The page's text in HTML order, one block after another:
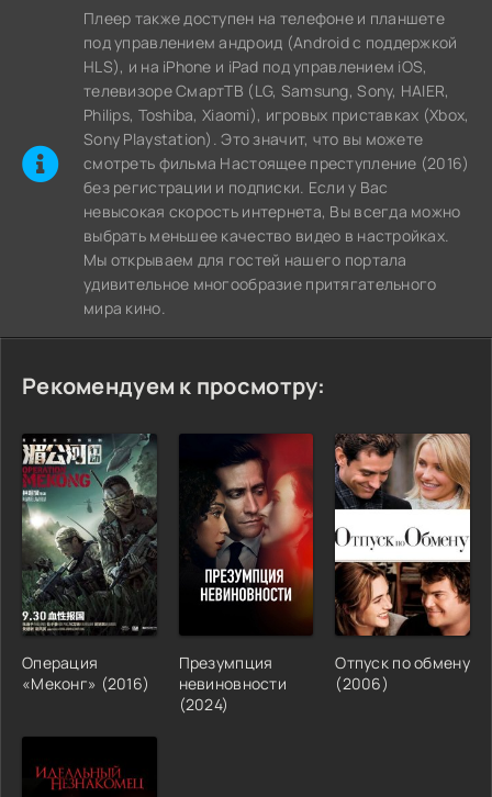
Плеер также доступен на телефоне и планшете
под управлением андроид (Android с поддержкой
HLS), и на iPhone и iPad под управлением iOS,
телевизоре СмартТВ (LG, Samsung, Sony, HAIER,
Philips, Toshiba, Xiaomi), игровых приставках (Xbox,
Sony Playstation). Это значит, что вы можете
cмотреть фильма Настоящее преступление (2016)
без регистрации и подписки. Если у Вас
невысокая скорость интернета, Вы всегда можно
выбрать меньшее качество видео в настройках.
Мы открываем для гостей нашего портала
удивительное многообразие притягательного
мира кино.
Рекомендуем к просмотру:
Операция
«Меконг» (2016)
Презумпция
невиновности
(2024)
Отпуск по обмену
(2006)